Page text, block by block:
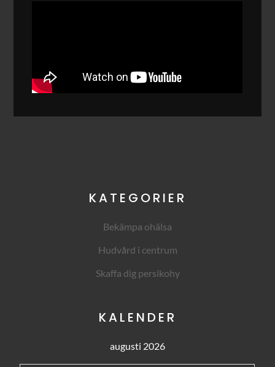
KATEGORIER
Bekämpa ohälsa
Hudvård i centrum
Skaffa dig persikohy
KALENDER
augusti 2026